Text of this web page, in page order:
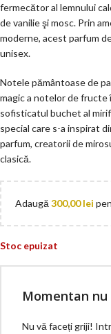
fermecător al lemnului
de vanilie şi mosc. Prin
moderne, acest parfum
unisex.
Notele pământoase de
magic a notelor de fructe
sofisticatul buchet al
special care s-a inspirat
parfum, creatorii de
clasică.
Adaugă 300,00lei
Stoc epuizat
Momentan
Nu vă faceți griji!